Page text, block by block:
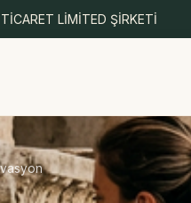
LİMİTED ŞİRKETİ